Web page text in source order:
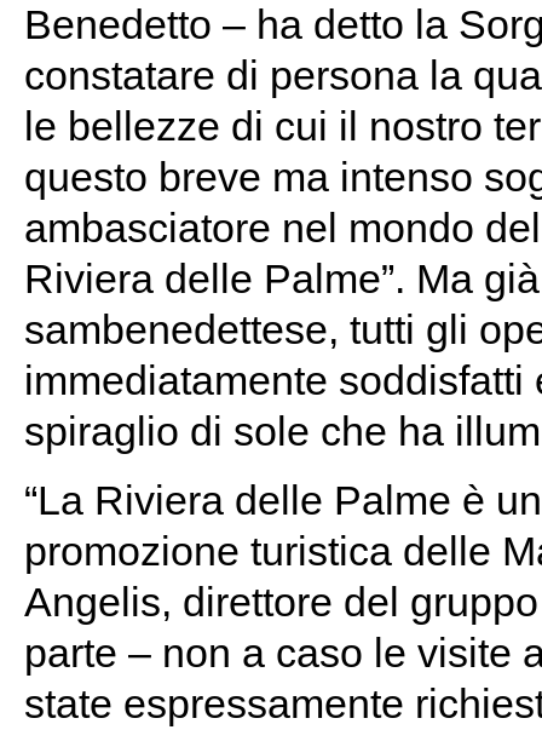
Benedetto – ha detto la
constatare di persona la
le bellezze di cui il nostro
questo breve ma intenso
ambasciatore nel mondo
Riviera delle Palme”. Ma
sambenedettese, tutti gli
immediatamente
spiraglio di sole che ha
“La Riviera delle Palme è
promozione turistica delle
Angelis, direttore del
parte – non a caso le visite
state espressamente